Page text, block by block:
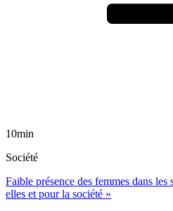
10min
Société
Faible présence des femmes dans
elles et pour la société »